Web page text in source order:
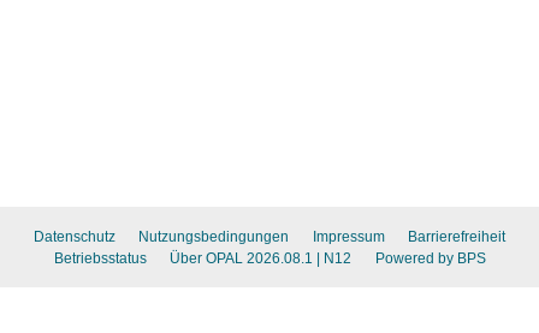
Datenschutz Nutzungsbedingungen Impressum
Barrierefreiheit
Betriebsstatus
Über OPAL 2026.08.1 | N12 Powered by BPS